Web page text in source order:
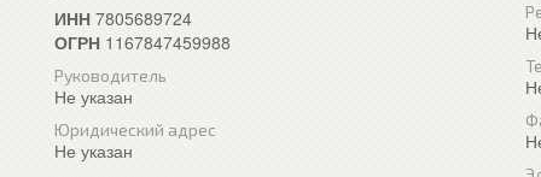
ИНН 7805689724
ОГРН 1167847459988
Руководитель
Не указан
Юридический адрес
Не указан